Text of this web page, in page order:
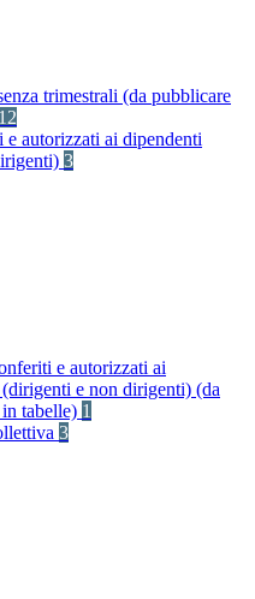
trimestrali (da pubblicare
12
autorizzati ai dipendenti
3
e autorizzati ai
e non dirigenti) (da
tabelle) 1
3